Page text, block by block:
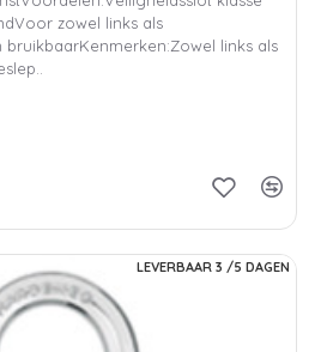
zowel links als
links als
LEVERBAAR 3 /5 DAGEN